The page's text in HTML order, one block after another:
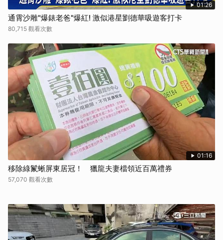
01:26
通霄沙雕"爆錶老爸"爆紅! 激似港星劉德華吸遊客打卡
80,715 觀看次數
01:16
移除綠鬣蜥屏東居冠！ 獵龍夫妻檔領近百萬禮券
57,070 觀看次數